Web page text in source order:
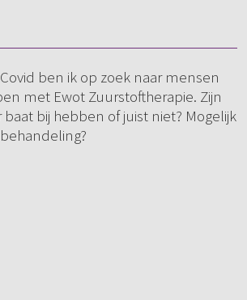
ben ik op zoek naar mensen
met Ewot Zuurstoftherapie. Zijn
bij hebben of juist niet? Mogelijk